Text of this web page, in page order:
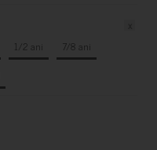
1/2 ani
7/8 ani